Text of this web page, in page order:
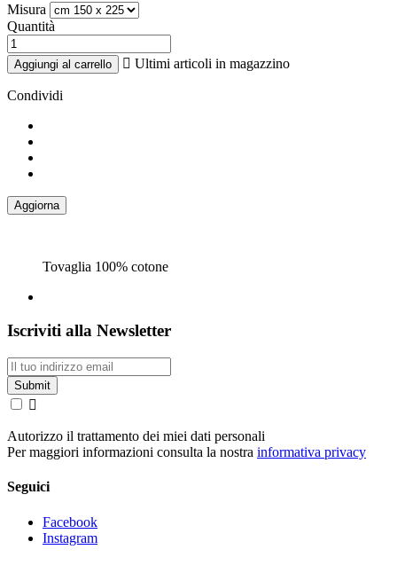
Misura
Quantità
Aggiungi al carrello  Ultimi articoli in magazzino
Condividi
Tovaglia 100% cotone
Iscriviti alla Newsletter

Autorizzo il trattamento dei miei dati personali
Per maggiori informazioni consulta la nostra informativa privacy
Seguici
Facebook
Instagram